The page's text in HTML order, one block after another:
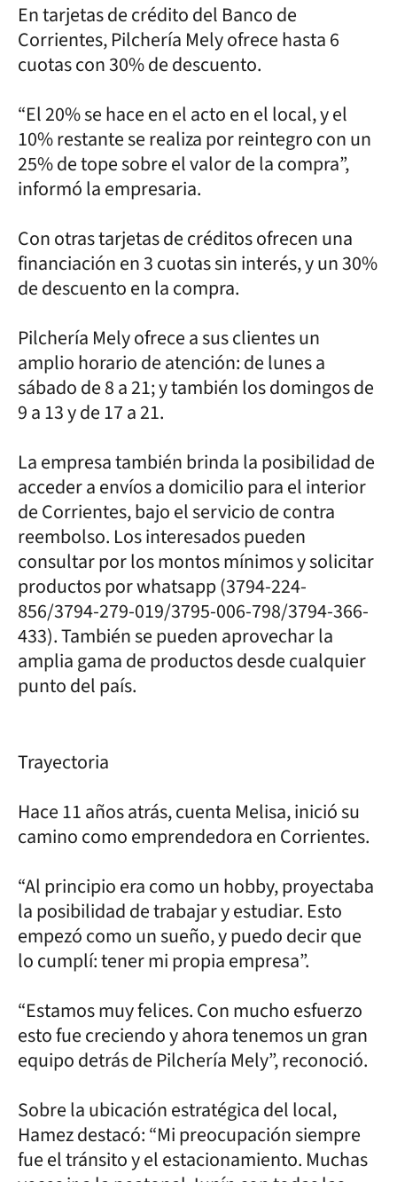
En tarjetas de crédito del Banco de
Corrientes, Pilchería Mely ofrece hasta 6
cuotas con 30% de descuento.
“El 20% se hace en el acto en el local, y el
10% restante se realiza por reintegro con un
25% de tope sobre el valor de la compra”,
informó la empresaria.
Con otras tarjetas de créditos ofrecen una
financiación en 3 cuotas sin interés, y un 30%
de descuento en la compra.
Pilchería Mely ofrece a sus clientes un
amplio horario de atención: de lunes a
sábado de 8 a 21; y también los domingos de
9 a 13 y de 17 a 21.
La empresa también brinda la posibilidad de
acceder a envíos a domicilio para el interior
de Corrientes, bajo el servicio de contra
reembolso. Los interesados pueden
consultar por los montos mínimos y solicitar
productos por whatsapp (3794-224-
856/3794-279-019/3795-006-798/3794-366-
433). También se pueden aprovechar la
amplia gama de productos desde cualquier
punto del país.
Trayectoria
Hace 11 años atrás, cuenta Melisa, inició su
camino como emprendedora en Corrientes.
“Al principio era como un hobby, proyectaba
la posibilidad de trabajar y estudiar. Esto
empezó como un sueño, y puedo decir que
lo cumplí: tener mi propia empresa”.
“Estamos muy felices. Con mucho esfuerzo
esto fue creciendo y ahora tenemos un gran
equipo detrás de Pilchería Mely”, reconoció.
Sobre la ubicación estratégica del local,
Hamez destacó: “Mi preocupación siempre
fue el tránsito y el estacionamiento. Muchas